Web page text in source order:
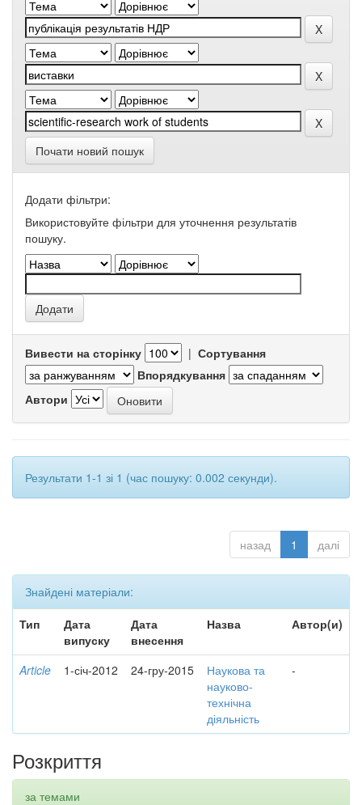
Почати новий пошук
Додати фільтри:
Використовуйте фільтри для уточнення результатів
пошуку.
Вивести на сторінку | Сортування
Впорядкування
Автори
Результати 1-1 зі 1 (час пошуку: 0.002 секунди).
назад 1 далі
Знайдені матеріали:
Тип
Дата
випуску
Дата
внесення
Назва Автор(и)
Article 1-січ-2012 24-гру-2015
Наукова та
науково-
технічна
діяльність
-
Розкриття
за темами